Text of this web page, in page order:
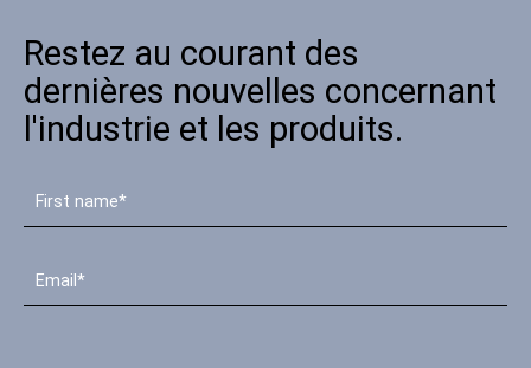
Restez au courant des
dernières nouvelles concernant
l'industrie et les produits.